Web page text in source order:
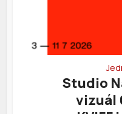
Studio
vizuál